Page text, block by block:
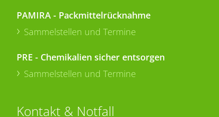
PAMIRA - Packmittelrücknahme
Sammelstellen und Termine
PRE - Chemikalien sicher entsorgen
Sammelstellen und Termine
Kontakt & Notfall